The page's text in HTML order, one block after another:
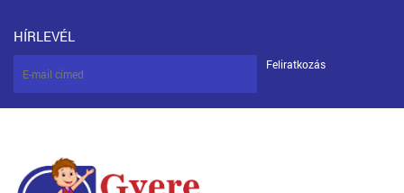
HÍRLEVÉL
Feliratkozás